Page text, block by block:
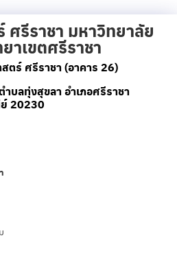
รีราชา มหาวิทยาลัย
าเขตศรีราชา
ตร์ ศรีราชา (อาคาร 26)
บลทุ่งสุขลา อำเภอศรีราชา
20230